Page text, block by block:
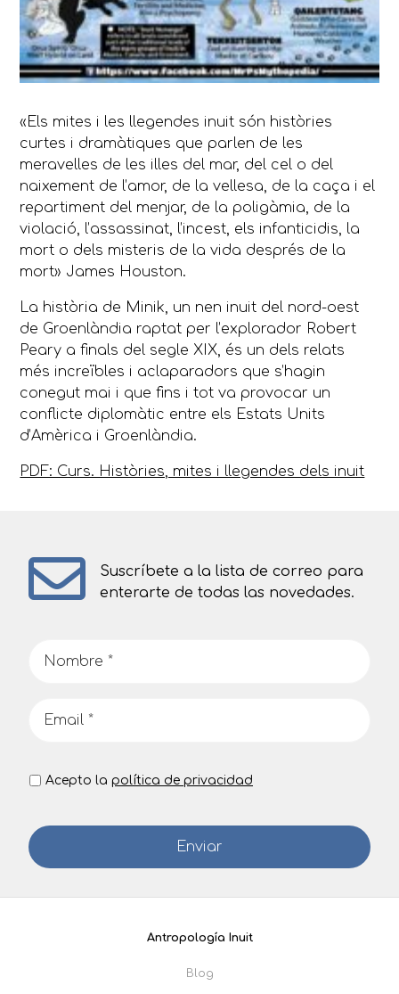
«Els mites i les llegendes inuit són històries
curtes i dramàtiques que parlen de les
meravelles de les illes del mar, del cel o del
naixement de l’amor, de la vellesa, de la caça i el
repartiment del menjar, de la poligàmia, de la
violació, l’assassinat, l’incest, els infanticidis, la
mort o dels misteris de la vida després de la
mort» James Houston.
La història de Minik, un nen inuit del nord-oest
de Groenlàndia raptat per l’explorador Robert
Peary a finals del segle XIX, és un dels relats
més increïbles i aclaparadors que s’hagin
conegut mai i que fins i tot va provocar un
conflicte diplomàtic entre els Estats Units
d’Amèrica i Groenlàndia.
PDF: Curs. Històries, mites i llegendes dels inuit
Suscríbete a la lista de correo para
enterarte de todas las novedades.
Acepto la política de privacidad
Antropología Inuit
Blog